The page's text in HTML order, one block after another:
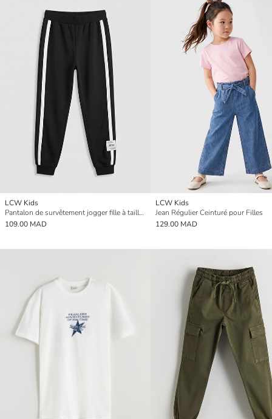
LCW Kids
Pantalon de survêtement jogger fille à taille élastiquée
109.00 MAD
LCW Kids
Jean Régulier Ceinturé pour Filles
129.00 MAD